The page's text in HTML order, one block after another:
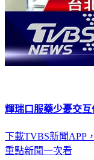
輝瑞口服藥少憂交
下載TVBS新聞APP
重點新聞一次看